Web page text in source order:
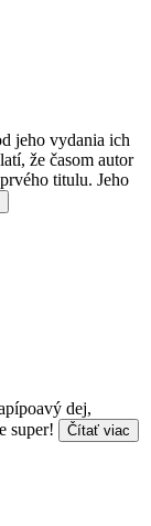
jeho vydania ich
že časom autor
titulu. Jeho
dej,
super!
Čítať viac